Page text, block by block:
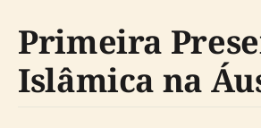
Primeira
Islâmica na